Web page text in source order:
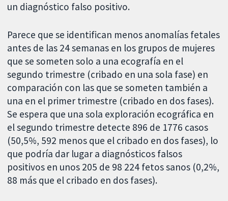
un diagnóstico falso positivo.
Parece que se identifican menos anomalías fetales
antes de las 24 semanas en los grupos de mujeres
que se someten solo a una ecografía en el
segundo trimestre (cribado en una sola fase) en
comparación con las que se someten también a
una en el primer trimestre (cribado en dos fases).
Se espera que una sola exploración ecográfica en
el segundo trimestre detecte 896 de 1776 casos
(50,5%, 592 menos que el cribado en dos fases), lo
que podría dar lugar a diagnósticos falsos
positivos en unos 205 de 98 224 fetos sanos (0,2%,
88 más que el cribado en dos fases).